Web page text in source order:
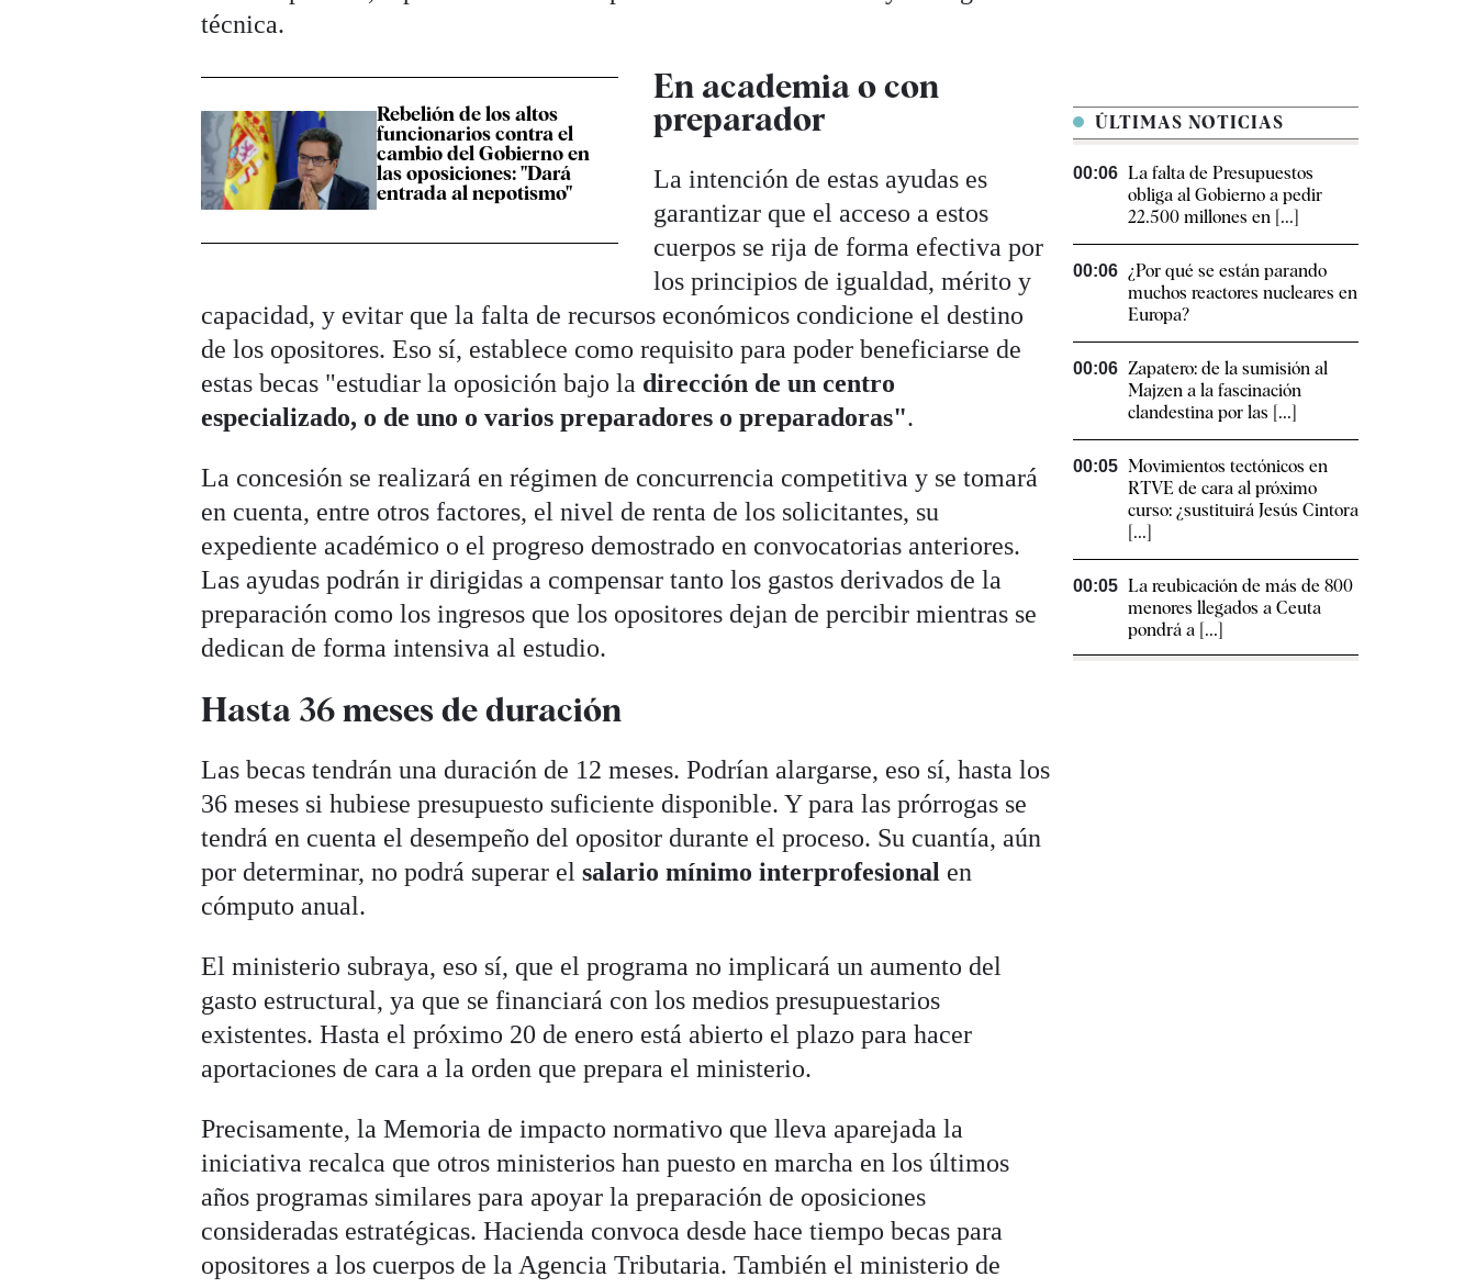
técnica.
Rebelión de los altos
funcionarios contra el
cambio del Gobierno en
las oposiciones: "Dará
entrada al nepotismo"
En academia o con
preparador
La intención de estas ayudas es
garantizar que el acceso a estos
cuerpos se rija de forma efectiva por
los principios de igualdad, mérito y
capacidad, y evitar que la falta de recursos económicos condicione el destino
de los opositores. Eso sí, establece como requisito para poder beneficiarse de
estas becas "estudiar la oposición bajo la dirección de un centro
especializado, o de uno o varios preparadores o preparadoras".
La concesión se realizará en régimen de concurrencia competitiva y se tomará
en cuenta, entre otros factores, el nivel de renta de los solicitantes, su
expediente académico o el progreso demostrado en convocatorias anteriores.
Las ayudas podrán ir dirigidas a compensar tanto los gastos derivados de la
preparación como los ingresos que los opositores dejan de percibir mientras se
dedican de forma intensiva al estudio.
Hasta 36 meses de duración
Las becas tendrán una duración de 12 meses. Podrían alargarse, eso sí, hasta los
36 meses si hubiese presupuesto suficiente disponible. Y para las prórrogas se
tendrá en cuenta el desempeño del opositor durante el proceso. Su cuantía, aún
por determinar, no podrá superar el salario mínimo interprofesional en
cómputo anual.
El ministerio subraya, eso sí, que el programa no implicará un aumento del
gasto estructural, ya que se financiará con los medios presupuestarios
existentes. Hasta el próximo 20 de enero está abierto el plazo para hacer
aportaciones de cara a la orden que prepara el ministerio.
Precisamente, la Memoria de impacto normativo que lleva aparejada la
iniciativa recalca que otros ministerios han puesto en marcha en los últimos
años programas similares para apoyar la preparación de oposiciones
consideradas estratégicas. Hacienda convoca desde hace tiempo becas para
opositores a los cuerpos de la Agencia Tributaria. También el ministerio de
ÚLTIMAS NOTICIAS
00:06 La falta de Presupuestos
obliga al Gobierno a pedir
22.500 millones en [...]
00:06 ¿Por qué se están parando
muchos reactores nucleares en
Europa?
00:06 Zapatero: de la sumisión al
Majzen a la fascinación
clandestina por las [...]
00:05 Movimientos tectónicos en
RTVE de cara al próximo
curso: ¿sustituirá Jesús Cintora
[...]
00:05 La reubicación de más de 800
menores llegados a Ceuta
pondrá a [...]